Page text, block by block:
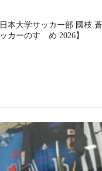
日本大学サッカー部 國枝
ッカーのすゝめ 2026】